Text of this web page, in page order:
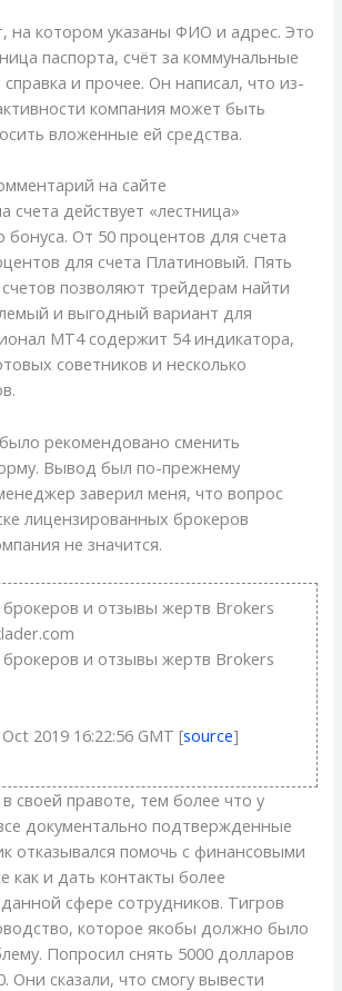
на котором указаны ФИО и адрес. Это
паспорта, счёт за коммунальные
справка и прочее. Он написал, что из-
компания может быть
вложенные ей средства.
на сайте
счета действует «лестница»
бонуса. От 50 процентов для счета
для счета Платиновый. Пять
позволяют трейдерам найти
и выгодный вариант для
МТ4 содержит 54 индикатора,
советников и несколько
рекомендовано сменить
Вывод был по-прежнему
заверил меня, что вопрос
лицензированных брокеров
не значится.
и отзывы жертв Brokers
и отзывы жертв Brokers
2019 16:22:56 GMT [source]
своей правоте, тем более что у
документально подтвержденные
отказывался помочь с финансовыми
как и дать контакты более
сфере сотрудников. Тигров
которое якобы должно было
Попросил снять 5000 долларов
Они сказали, что смогу вывести